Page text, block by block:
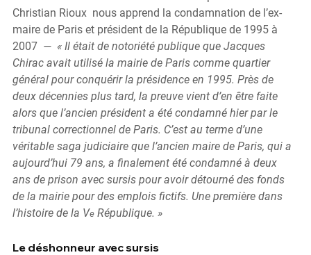
Christian Rioux  nous apprend la condamnation de l’ex-
maire de Paris et président de la République de 1995 à
2007 —  « Il était de notoriété publique que Jacques
Chirac avait utilisé la mairie de Paris comme quartier
général pour conquérir la présidence en 1995. Près de
deux décennies plus tard, la preuve vient d’en être faite
alors que l’ancien président a été condamné hier par le
tribunal correctionnel de Paris. C’est au terme d’une
véritable saga judiciaire que l’ancien maire de Paris, qui a
aujourd’hui 79 ans, a finalement été condamné à deux
ans de prison avec sursis pour avoir détourné des fonds
de la mairie pour des emplois fictifs. Une première dans
l’histoire de la Ve République. »
Le déshonneur avec sursis